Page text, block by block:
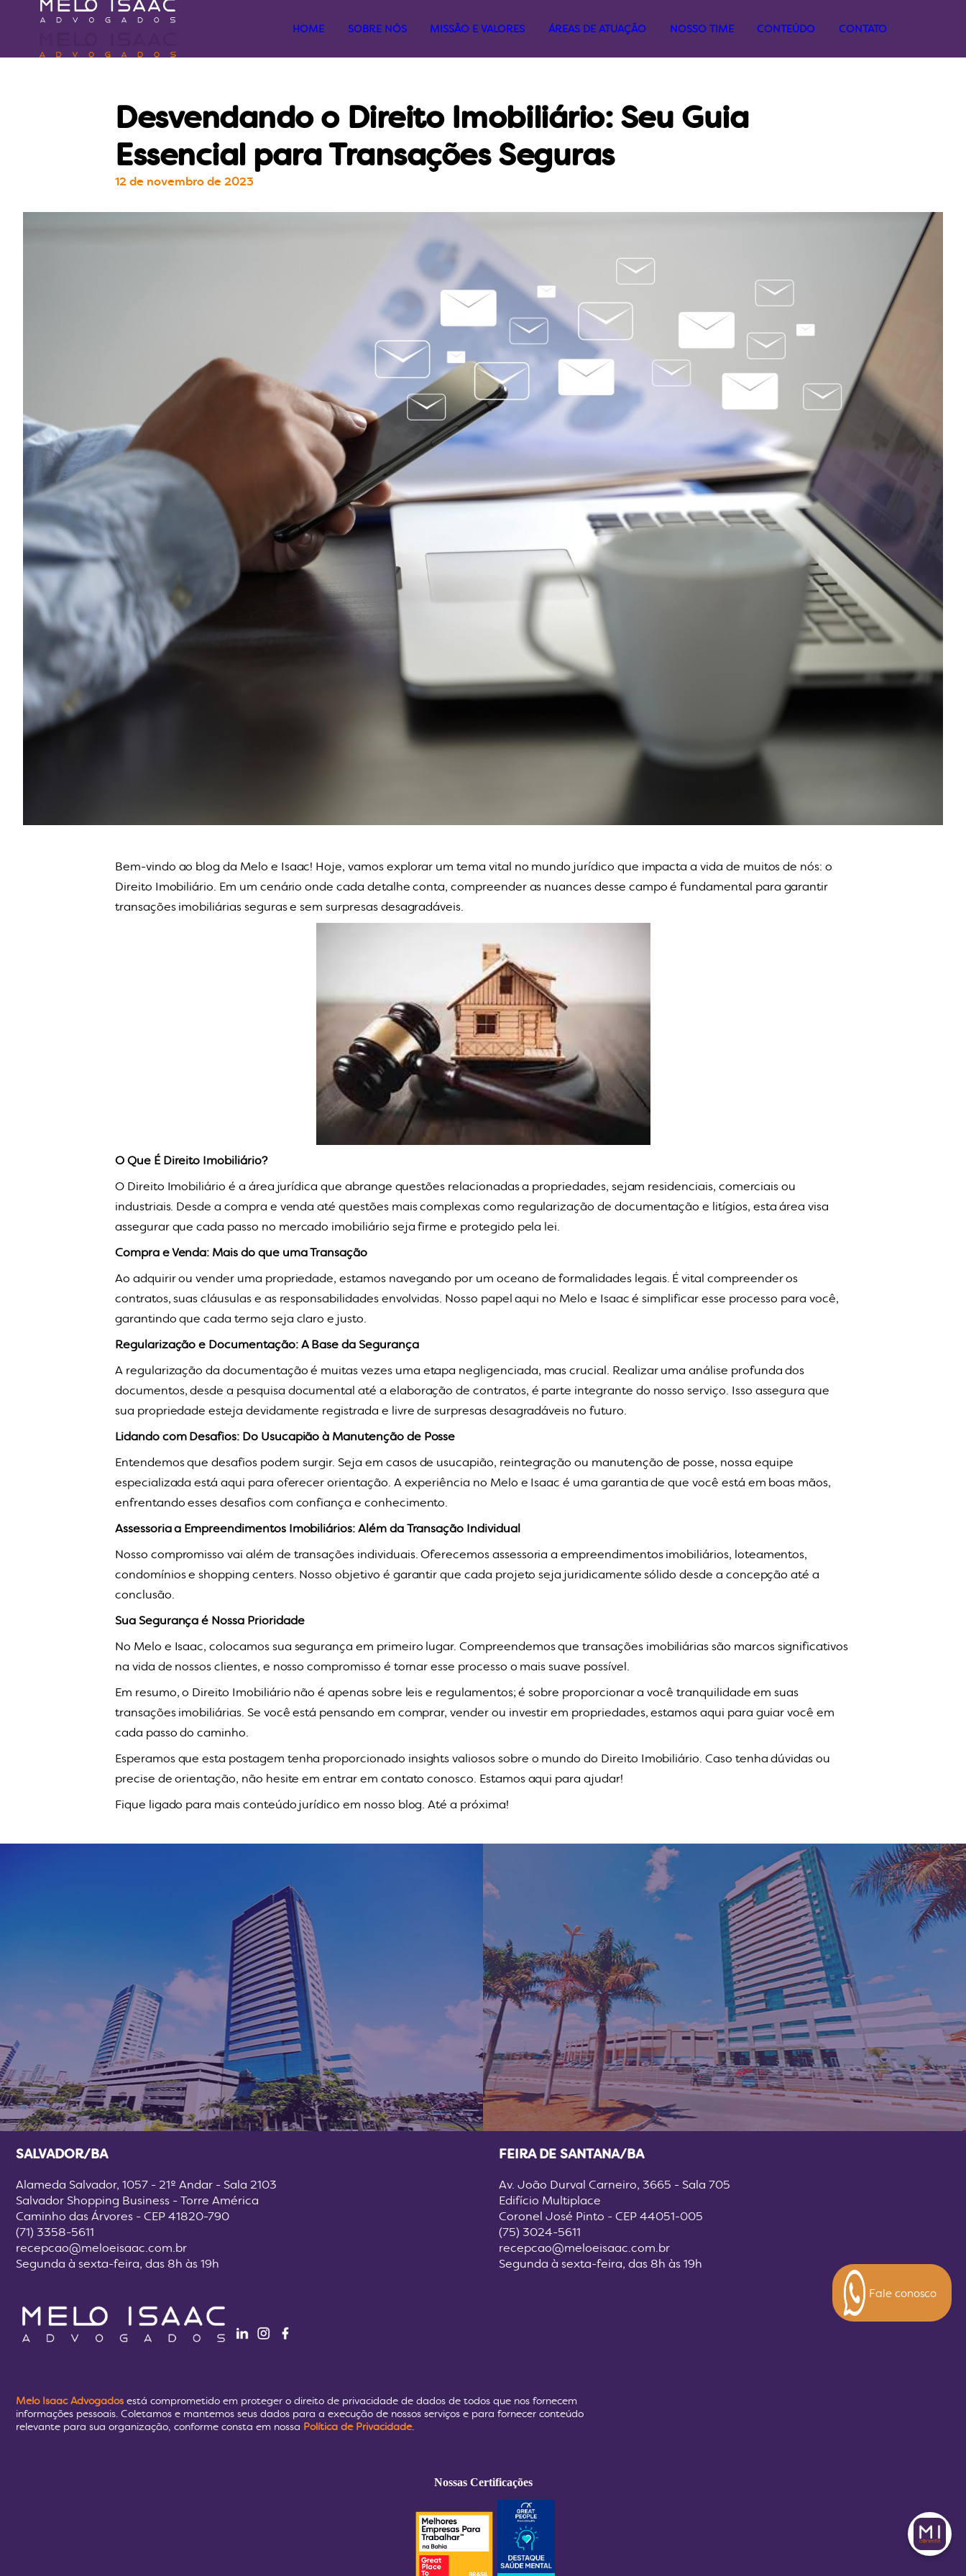
HOME SOBRE NÓS MISSÃO E VALORES ÁREAS DE ATUAÇÃO NOSSO TIME CONTEÚDO CONTATO
Fale conosco
Desvendando o Direito Imobiliário: Seu Guia
Essencial para Transações Seguras
12 de novembro de 2023
Bem-vindo ao blog da Melo e Isaac! Hoje, vamos explorar um tema vital no mundo jurídico que impacta a vida de muitos de nós: o
Direito Imobiliário. Em um cenário onde cada detalhe conta, compreender as nuances desse campo é fundamental para garantir
transações imobiliárias seguras e sem surpresas desagradáveis.
O Que É Direito Imobiliário?
O Direito Imobiliário é a área jurídica que abrange questões relacionadas a propriedades, sejam residenciais, comerciais ou
industriais. Desde a compra e venda até questões mais complexas como regularização de documentação e litígios, esta área visa
assegurar que cada passo no mercado imobiliário seja firme e protegido pela lei.
Compra e Venda: Mais do que uma Transação
Ao adquirir ou vender uma propriedade, estamos navegando por um oceano de formalidades legais. É vital compreender os
contratos, suas cláusulas e as responsabilidades envolvidas. Nosso papel aqui no Melo e Isaac é simplificar esse processo para você,
garantindo que cada termo seja claro e justo.
Regularização e Documentação: A Base da Segurança
A regularização da documentação é muitas vezes uma etapa negligenciada, mas crucial. Realizar uma análise profunda dos
documentos, desde a pesquisa documental até a elaboração de contratos, é parte integrante do nosso serviço. Isso assegura que
sua propriedade esteja devidamente registrada e livre de surpresas desagradáveis no futuro.
Lidando com Desafios: Do Usucapião à Manutenção de Posse
Entendemos que desafios podem surgir. Seja em casos de usucapião, reintegração ou manutenção de posse, nossa equipe
especializada está aqui para oferecer orientação. A experiência no Melo e Isaac é uma garantia de que você está em boas mãos,
enfrentando esses desafios com confiança e conhecimento.
Assessoria a Empreendimentos Imobiliários: Além da Transação Individual
Nosso compromisso vai além de transações individuais. Oferecemos assessoria a empreendimentos imobiliários, loteamentos,
condomínios e shopping centers. Nosso objetivo é garantir que cada projeto seja juridicamente sólido desde a concepção até a
conclusão.
Sua Segurança é Nossa Prioridade
No Melo e Isaac, colocamos sua segurança em primeiro lugar. Compreendemos que transações imobiliárias são marcos significativos
na vida de nossos clientes, e nosso compromisso é tornar esse processo o mais suave possível.
Em resumo, o Direito Imobiliário não é apenas sobre leis e regulamentos; é sobre proporcionar a você tranquilidade em suas
transações imobiliárias. Se você está pensando em comprar, vender ou investir em propriedades, estamos aqui para guiar você em
cada passo do caminho.
Esperamos que esta postagem tenha proporcionado insights valiosos sobre o mundo do Direito Imobiliário. Caso tenha dúvidas ou
precise de orientação, não hesite em entrar em contato conosco. Estamos aqui para ajudar!
Fique ligado para mais conteúdo jurídico em nosso blog. Até a próxima!
SALVADOR/BA
Alameda Salvador, 1057 - 21º Andar - Sala 2103
Salvador Shopping Business - Torre América
Caminho das Árvores - CEP 41820-790
(71) 3358-5611
recepcao@meloeisaac.com.br
Segunda à sexta-feira, das 8h às 19h
FEIRA DE SANTANA/BA
Av. João Durval Carneiro, 3665 - Sala 705
Edifício Multiplace
Coronel José Pinto - CEP 44051-005
(75) 3024-5611
recepcao@meloeisaac.com.br
Segunda à sexta-feira, das 8h às 19h
Melo Isaac Advogados está comprometido em proteger o direito de privacidade de dados de todos que nos fornecem
informações pessoais. Coletamos e mantemos seus dados para a execução de nossos serviços e para fornecer conteúdo
relevante para sua organização, conforme consta em nossa Política de Privacidade.
Nossas Certificações